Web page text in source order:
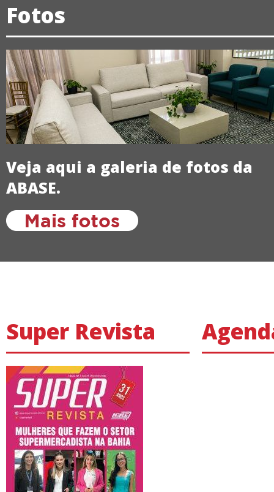
Fotos
Veja aqui a galeria de fotos da
ABASE.
Super Revista